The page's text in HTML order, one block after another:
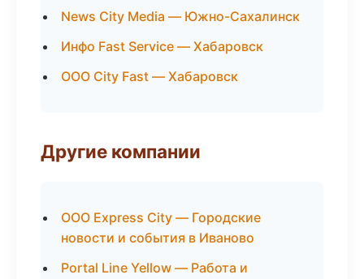
News City Media — Южно-Сахалинск
Инфо Fast Service — Хабаровск
ООО City Fast — Хабаровск
Другие компании
ООО Express City — Городские
новости и события в Иваново
Portal Line Yellow — Работа и